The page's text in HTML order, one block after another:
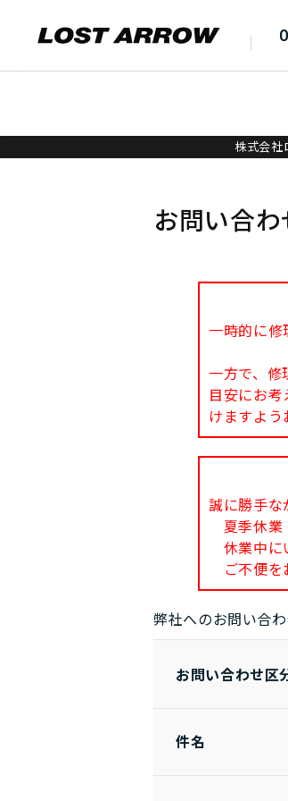
株式会社
お問い合わ
一時的に
一方で、
目安にお
けますよう
誠に勝手な
夏季休業
休業中に
ご不便を
弊社へのお問い合
お問い合わせ区
件名